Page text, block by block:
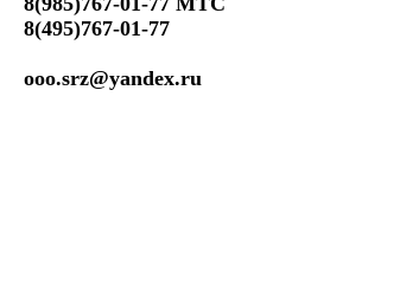
8(495)767-01-77
ooo.srz@yandex.ru